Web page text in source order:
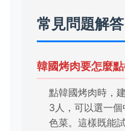
常見問題解答
韓國烤肉要怎麼
點韓國烤肉時，
3人，可以選一
色菜。這樣既能